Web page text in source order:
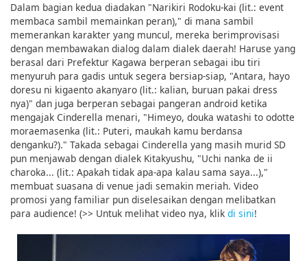
Dalam bagian kedua diadakan "Narikiri Rodoku-kai (lit.: event
membaca sambil memainkan peran)," di mana sambil
memerankan karakter yang muncul, mereka berimprovisasi
dengan membawakan dialog dalam dialek daerah! Haruse yang
berasal dari Prefektur Kagawa berperan sebagai ibu tiri
menyuruh para gadis untuk segera bersiap-siap, "Antara, hayo
doresu ni kigaento akanyaro (lit.: kalian, buruan pakai dress
nya)" dan juga berperan sebagai pangeran android ketika
mengajak Cinderella menari, "Himeyo, douka watashi to odotte
moraemasenka (lit.: Puteri, maukah kamu berdansa
denganku?)." Takada sebagai Cinderella yang masih murid SD
pun menjawab dengan dialek Kitakyushu, "Uchi nanka de ii
charoka... (lit.: Apakah tidak apa-apa kalau sama saya...),"
membuat suasana di venue jadi semakin meriah. Video
promosi yang familiar pun diselesaikan dengan melibatkan
para audience! (>> Untuk melihat video nya, klik di sini!